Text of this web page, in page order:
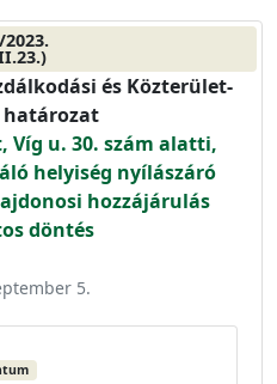
2023.
és Közterület-
határozat
Víg u. 30. szám alatti,
helyiség nyílászáró
hozzájárulás
döntés
5.